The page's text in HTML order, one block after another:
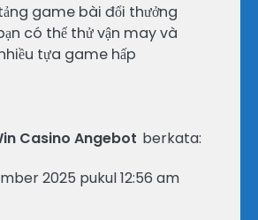
game bài đổi thưởng
có thể thử vận may và
tựa game hấp
Casino Angebot berkata:
2025 pukul 12:56 am